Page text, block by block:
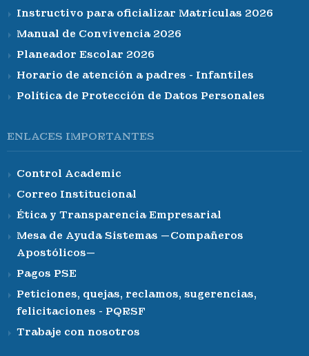
Instructivo para oficializar Matrículas 2026
Manual de Convivencia 2026
Planeador Escolar 2026
Horario de atención a padres - Infantiles
Política de Protección de Datos Personales
ENLACES IMPORTANTES
Control Academic
Correo Institucional
Ética y Transparencia Empresarial
Mesa de Ayuda Sistemas —Compañeros
Apostólicos—
Pagos PSE
Peticiones, quejas, reclamos, sugerencias,
felicitaciones - PQRSF
Trabaje con nosotros